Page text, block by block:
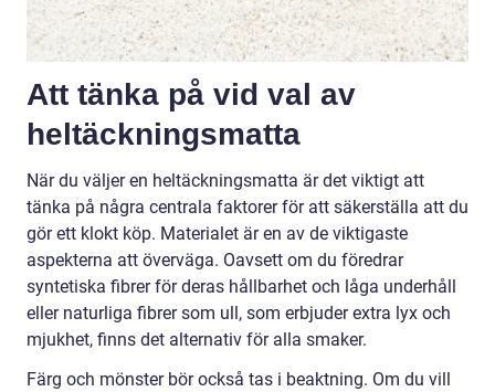
Att tänka på vid val av
heltäckningsmatta
När du väljer en heltäckningsmatta är det viktigt att
tänka på några centrala faktorer för att säkerställa att du
gör ett klokt köp. Materialet är en av de viktigaste
aspekterna att överväga. Oavsett om du föredrar
syntetiska fibrer för deras hållbarhet och låga underhåll
eller naturliga fibrer som ull, som erbjuder extra lyx och
mjukhet, finns det alternativ för alla smaker.
Färg och mönster bör också tas i beaktning. Om du vill